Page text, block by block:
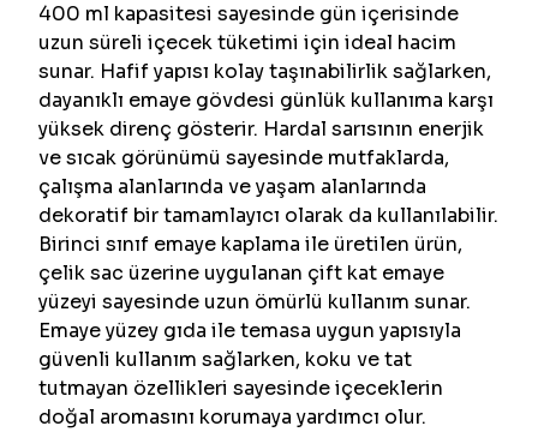
400 ml kapasitesi sayesinde gün içerisinde
uzun süreli içecek tüketimi için ideal hacim
sunar. Hafif yapısı kolay taşınabilirlik sağlarken,
dayanıklı emaye gövdesi günlük kullanıma karşı
yüksek direnç gösterir. Hardal sarısının enerjik
ve sıcak görünümü sayesinde mutfaklarda,
çalışma alanlarında ve yaşam alanlarında
dekoratif bir tamamlayıcı olarak da kullanılabilir.
Birinci sınıf emaye kaplama ile üretilen ürün,
çelik sac üzerine uygulanan çift kat emaye
yüzeyi sayesinde uzun ömürlü kullanım sunar.
Emaye yüzey gıda ile temasa uygun yapısıyla
güvenli kullanım sağlarken, koku ve tat
tutmayan özellikleri sayesinde içeceklerin
doğal aromasını korumaya yardımcı olur.